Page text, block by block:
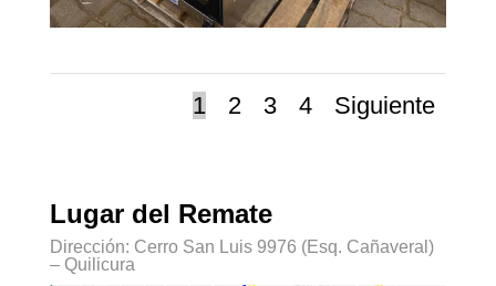
1 2 3 4 Siguiente
Lugar del Remate
Dirección: Cerro San Luis 9976 (Esq. Cañaveral)
– Quilicura